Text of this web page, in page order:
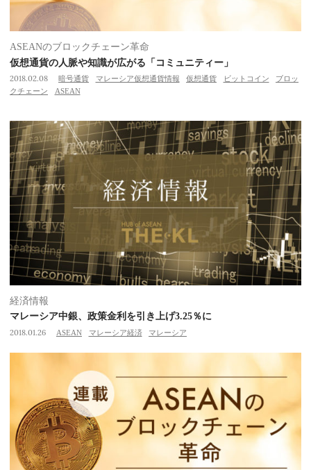
ASEANのブロックチェーン革命
仮想通貨の人脈や知識が広がる「コミュニティー」
2018.02.08 暗号通貨 マレーシア仮想通貨情報 仮想通貨 ビットコイン
ブロッ
クチェーン
ASEAN
経済情報
マレーシア中銀、政策金利を引き上げ3.25％に
2018.01.26 ASEAN マレーシア経済 マレーシア